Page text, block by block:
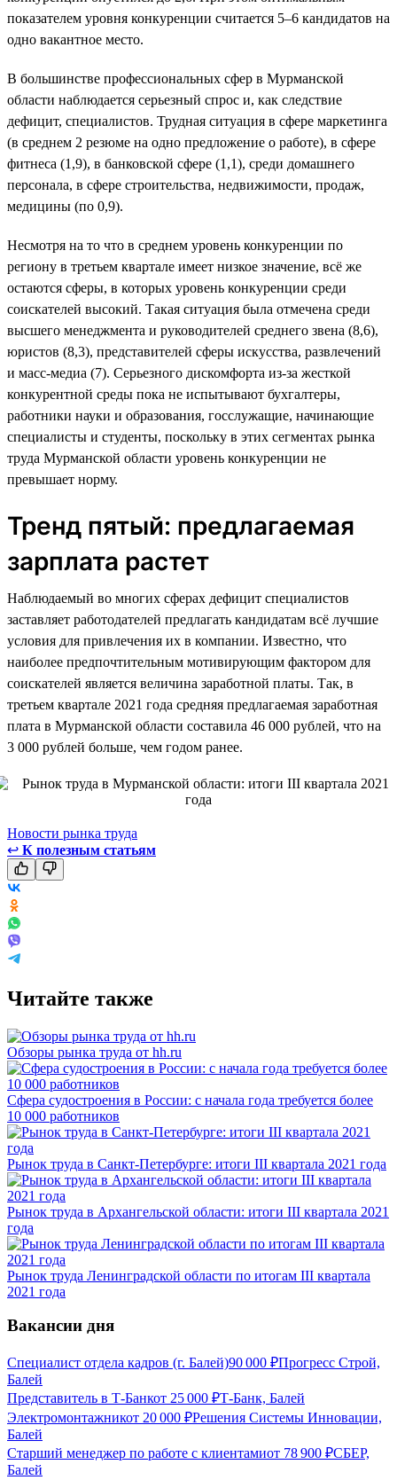
показателем уровня конкуренции считается 5–6 кандидатов на
одно вакантное место.
В большинстве профессиональных сфер в Мурманской
области наблюдается серьезный спрос и, как следствие
дефицит, специалистов. Трудная ситуация в сфере маркетинга
(в среднем 2 резюме на одно предложение о работе), в сфере
фитнеса (1,9), в банковской сфере (1,1), среди домашнего
персонала, в сфере строительства, недвижимости, продаж,
медицины (по 0,9).
Несмотря на то что в среднем уровень конкуренции по
региону в третьем квартале имеет низкое значение, всё же
остаются сферы, в которых уровень конкуренции среди
соискателей высокий. Такая ситуация была отмечена среди
высшего менеджмента и руководителей среднего звена (8,6),
юристов (8,3), представителей сферы искусства, развлечений
и масс-медиа (7). Серьезного дискомфорта из-за жесткой
конкурентной среды пока не испытывают бухгалтеры,
работники науки и образования, госслужащие, начинающие
специалисты и студенты, поскольку в этих сегментах рынка
труда Мурманской области уровень конкуренции не
превышает норму.
Тренд пятый: предлагаемая
зарплата растет
Наблюдаемый во многих сферах дефицит специалистов
заставляет работодателей предлагать кандидатам всё лучшие
условия для привлечения их в компании. Известно, что
наиболее предпочтительным мотивирующим фактором для
соискателей является величина заработной платы. Так, в
третьем квартале 2021 года средняя предлагаемая заработная
плата в Мурманской области составила 46 000 рублей, что на
3 000 рублей больше, чем годом ранее.
Новости рынка труда
↩ К полезным статьям
Читайте также
Обзоры рынка труда от hh.ru
Сфера судостроения в России: с начала года требуется более
10 000 работников
Рынок труда в Санкт-Петербурге: итоги III квартала 2021 года
Рынок труда в Архангельской области: итоги III квартала 2021
года
Рынок труда Ленинградской области по итогам III квартала
2021 года
Вакансии дня
Специалист отдела кадров (г. Балей)90 000 ₽Прогресс Строй,
Балей
Представитель в Т-Банкот 25 000 ₽Т-Банк, Балей
Электромонтажникот 20 000 ₽Решения Системы Инновации,
Балей
Старший менеджер по работе с клиентамиот 78 900 ₽СБЕР,
Балей